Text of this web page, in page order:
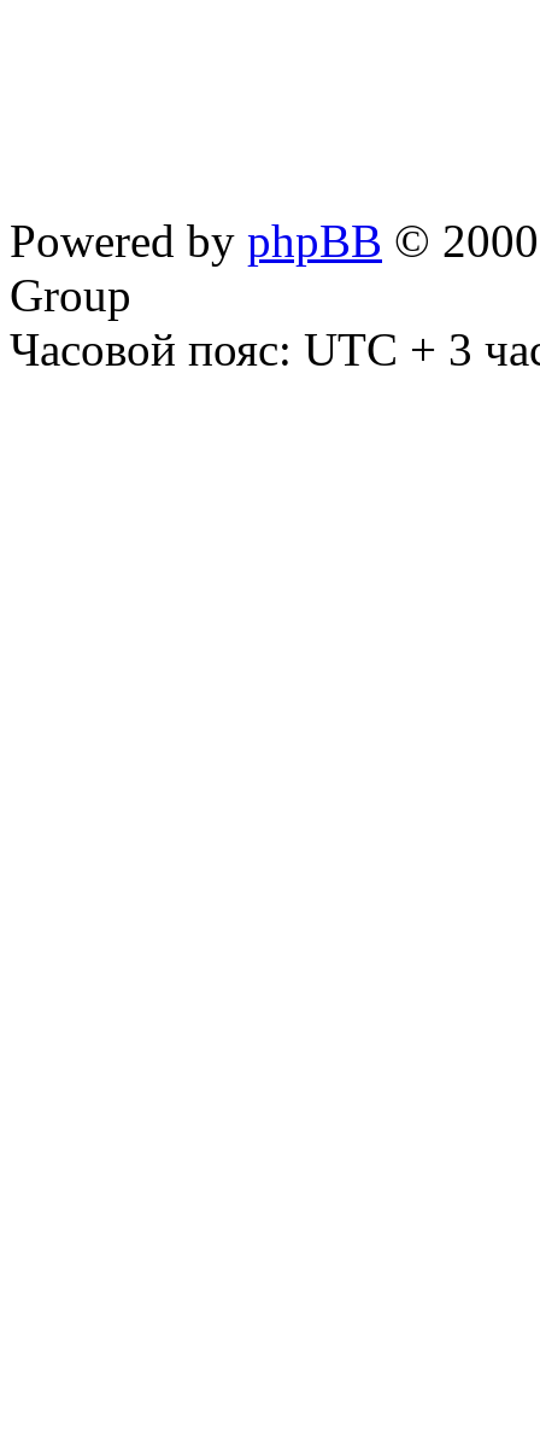
Powered by phpBB ©
Group
Часовой пояс: UTC + 3